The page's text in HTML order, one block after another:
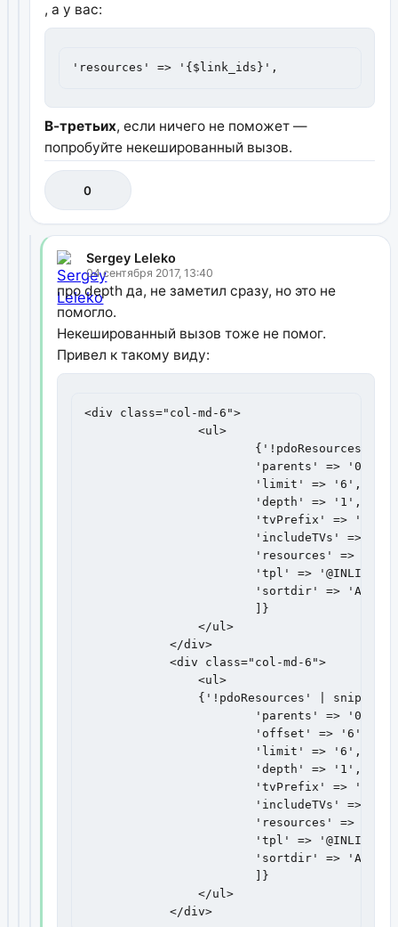
, а у вас:
'resources' => '{$link_ids}',
В-третьих, если ничего не поможет —
попробуйте некешированный вызов.
0
Sergey Leleko
04 сентября 2017, 13:40
про depth да, не заметил сразу, но это не
помогло.
Некешированный вызов тоже не помог.
Привел к такому виду:
<div class="col-md-6">
                <ul>
{'!pdoResources' |
                        'parents' => '0',
                        'limit' => '6',
                        'depth' => '1',
                        'tvPrefix' => '',
'includeTVs' =>
'resources' =>
'tpl' => '@INLINE
                        'sortdir' => 'ASC'
                        ]}
                </ul>
            </div>
            <div class="col-md-6">
                <ul>
{'!pdoResources' | snippet
                        'parents' => '0',
                        'offset' => '6',
                        'limit' => '6',
                        'depth' => '1',
                        'tvPrefix' => '',
'includeTVs' =>
'resources' =>
'tpl' => '@INLINE
                        'sortdir' => 'ASC'
                        ]}
                </ul>
            </div>